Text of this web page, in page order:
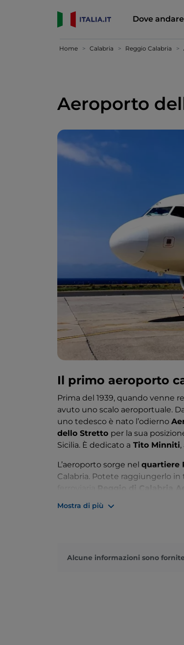
Dove andare
Home Calabria Reggio Calabria
Aeroporto
Il primo aeroporto
Prima del 1939, quando venne
avuto uno scalo aeroportuale.
uno tedesco è nato l’odierno
dello Stretto per la sua
Sicilia. È dedicato a Tito Minniti
L’aeroporto sorge nel quartiere
Calabria. Potete raggiungerlo
Reggio di Calabria
tutta comodità. Lo scalo è
Mostra di più
Alcune informazioni sono